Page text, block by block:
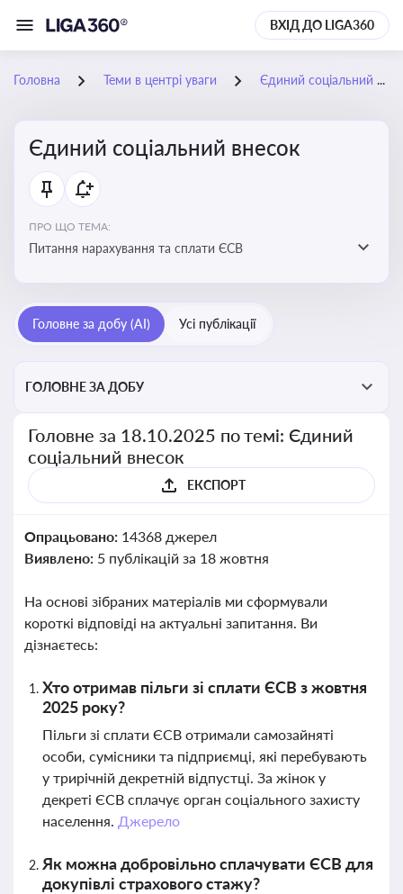
ВХІД ДО LIGA360
Головна Теми в центрі уваги Єдиний соціальний внесок
Єдиний соціальний внесок
ПРО ЩО ТЕМА:
Питання нарахування та сплати ЄСВ
Головне за добу (AI) Усі публікації
ГОЛОВНЕ ЗА ДОБУ
Головне за 18.10.2025 по темі: Єдиний
соціальний внесок
ЕКСПОРТ
Опрацьовано: 14368 джерел
Виявлено: 5 публікацій за 18 жовтня
На основі зібраних матеріалів ми сформували
короткі відповіді на актуальні запитання. Ви
дізнаєтесь:
Хто отримав пільги зі сплати ЄСВ з жовтня
2025 року?
Пільги зі сплати ЄСВ отримали самозайняті
особи, сумісники та підприємці, які перебувають
у трирічній декретній відпустці. За жінок у
декреті ЄСВ сплачує орган соціального захисту
населення. Джерело
Як можна добровільно сплачувати ЄСВ для
докупівлі страхового стажу?